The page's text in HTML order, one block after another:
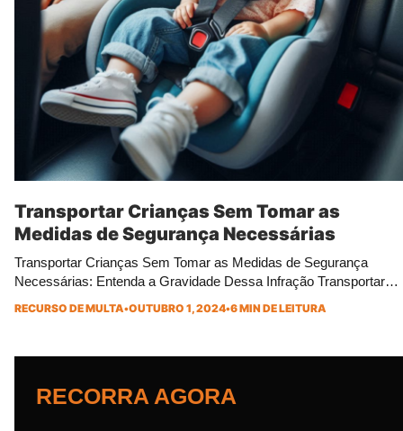
Transportar Crianças Sem Tomar as
Medidas de Segurança Necessárias
Transportar Crianças Sem Tomar as Medidas de Segurança
Necessárias: Entenda a Gravidade Dessa Infração Transportar
uma conduta que coloca em risco a vida dos pequenos e resulta
(CTB), por meio do artigo 168, trata de forma clara […]
RECURSO DE MULTA•OUTUBRO 1, 2024•6 MIN DE LEITURA
RECORRA AGORA